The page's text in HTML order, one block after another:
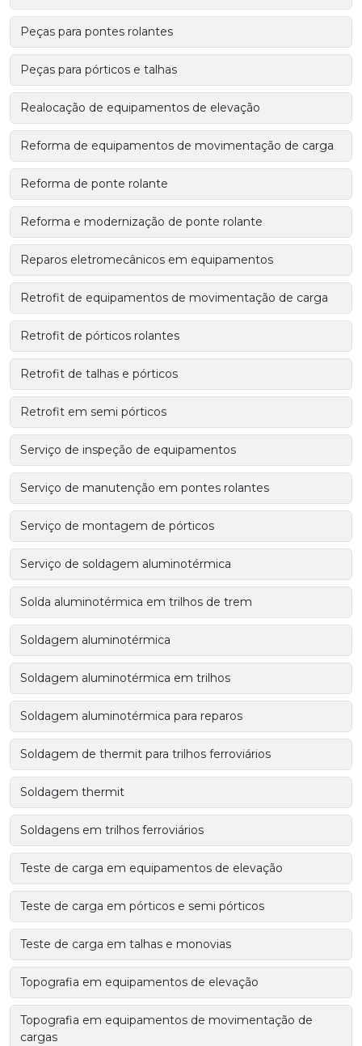
Peças para pontes rolantes
Peças para pórticos e talhas
Realocação de equipamentos de elevação
Reforma de equipamentos de movimentação de carga
Reforma de ponte rolante
Reforma e modernização de ponte rolante
Reparos eletromecânicos em equipamentos
Retrofit de equipamentos de movimentação de carga
Retrofit de pórticos rolantes
Retrofit de talhas e pórticos
Retrofit em semi pórticos
Serviço de inspeção de equipamentos
Serviço de manutenção em pontes rolantes
Serviço de montagem de pórticos
Serviço de soldagem aluminotérmica
Solda aluminotérmica em trilhos de trem
Soldagem aluminotérmica
Soldagem aluminotérmica em trilhos
Soldagem aluminotérmica para reparos
Soldagem de thermit para trilhos ferroviários
Soldagem thermit
Soldagens em trilhos ferroviários
Teste de carga em equipamentos de elevação
Teste de carga em pórticos e semi pórticos
Teste de carga em talhas e monovias
Topografia em equipamentos de elevação
Topografia em equipamentos de movimentação de
cargas